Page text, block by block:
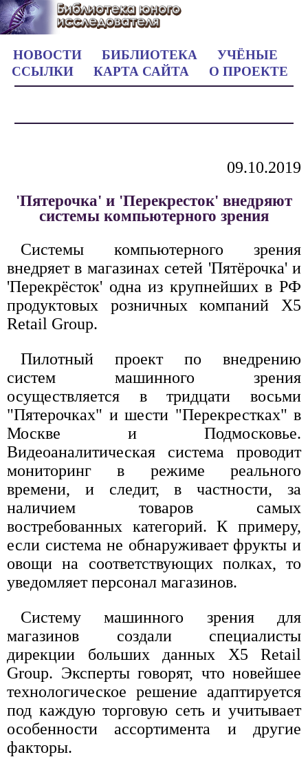
НОВОСТИ БИБЛИОТЕКА
УЧЁНЫЕ
ССЫЛКИ
КАРТА САЙТА О ПРОЕКТЕ
09.10.2019
'Пятерочка' и 'Перекресток' внедряют
системы компьютерного зрения
Системы компьютерного зрения
внедряет в магазинах сетей 'Пятёрочка' и
'Перекрёсток' одна из крупнейших в РФ
продуктовых розничных компаний X5
Retail Group.
Пилотный проект по внедрению
систем машинного зрения
осуществляется в тридцати восьми
"Пятерочках" и шести "Перекрестках" в
Москве и Подмосковье.
Видеоаналитическая система проводит
мониторинг в режиме реального
времени, и следит, в частности, за
наличием товаров самых
востребованных категорий. К примеру,
если система не обнаруживает фрукты и
овощи на соответствующих полках, то
уведомляет персонал магазинов.
Систему машинного зрения для
магазинов создали специалисты
дирекции больших данных X5 Retail
Group. Эксперты говорят, что новейшее
технологическое решение адаптируется
под каждую торговую сеть и учитывает
особенности ассортимента и другие
факторы.